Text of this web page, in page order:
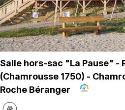
Salle hors-sac "La Pause" -
(Chamrousse 1750) -
Roche Béranger